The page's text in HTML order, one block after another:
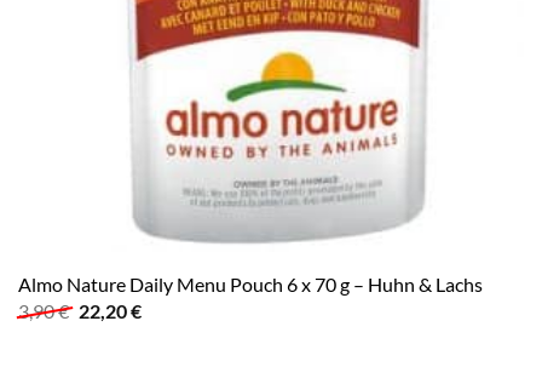
Almo Nature Daily Menu Pouch 6 x 70 g – Huhn & Lachs
3,90€ Ursprünglicher
Preis
22,20€Aktueller